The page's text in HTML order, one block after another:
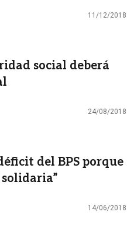
11/12/2018
social deberá
24/08/2018
del BPS porque
14/06/2018